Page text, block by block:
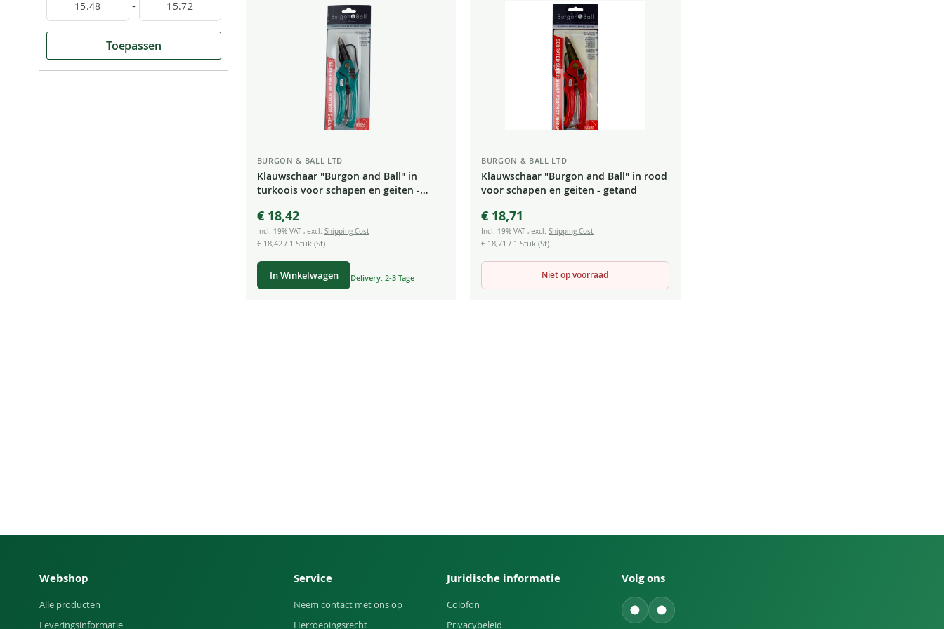
BURGON & BALL LTD
Klauwschaar "Burgon and Ball" in
turkoois voor schapen en geiten -
€ 18,42
Incl. 19% VAT , excl. Shipping Cost
€ 18,42/ 1 Stuk (St)
In Winkelwagen Delivery: 2-3 Tage
BURGON & BALL LTD
Klauwschaar "Burgon and Ball" in rood
voor schapen en geiten - getand
€ 18,71
Incl. 19% VAT,excl.Shipping Cost
€ 18,71 / 1 Stuk (St)
Niet op voorraad
-
Toepassen
Webshop
Alle producten
Leveringsinformatie
Service
Neem contact met ons op
Herroepingsrecht
Juridische informatie
Colofon
Privacybeleid
Volg ons